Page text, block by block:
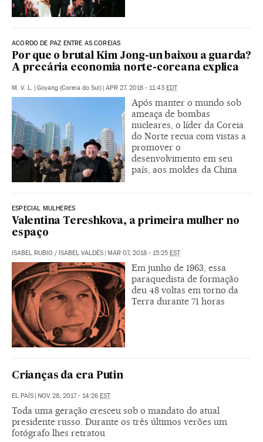
ACORDO DE PAZ ENTRE AS COREIAS
Por que o brutal Kim Jong-un baixou a guarda?
A precária economia norte-coreana explica
M. V. L. | Goyang (Coreia do Sul) | APR 27, 2018 - 11:43 EDT
Após manter o mundo sob
ameaça de bombas
nucleares, o líder da Coreia
do Norte recua com vistas a
promover o
desenvolvimento em seu
país, aos moldes da China
ESPECIAL MULHERES
Valentina Tereshkova, a primeira mulher no
espaço
ISABEL RUBIO / ISABEL VALDÉS | MAR 07, 2018 - 15:25 EST
Em junho de 1963, essa
paraquedista de formação
deu 48 voltas em torno da
Terra durante 71 horas
Crianças da era Putin
EL PAÍS | NOV 28, 2017 - 14:26 EST
Toda uma geração cresceu sob o mandato do atual
presidente russo. Durante os três últimos verões um
fotógrafo lhes retratou